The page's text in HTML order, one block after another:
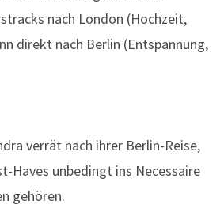
nach London (Hochzeit,
direkt nach Berlin (Entspannung,